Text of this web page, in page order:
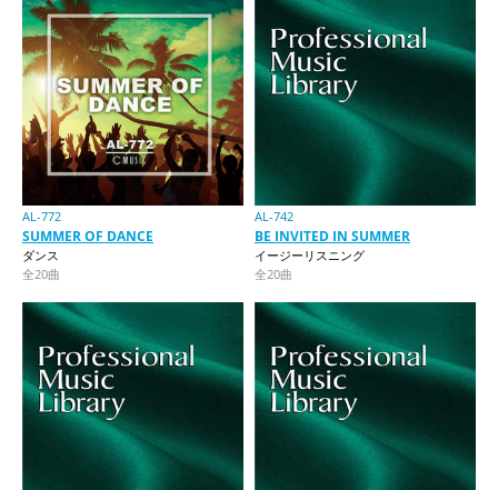
AL-772
SUMMER OF DANCE
ダンス
全20曲
AL-742
BE INVITED IN SUMMER
イージーリスニング
全20曲